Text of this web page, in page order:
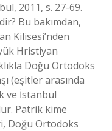
2011, s. 27-69.
Bu bakımdan,
Kilisesi’nden
Hristiyan
Doğu Ortodoks
(eşitler arasında
ve İstanbul
Patrik kime
Doğu Ortodoks